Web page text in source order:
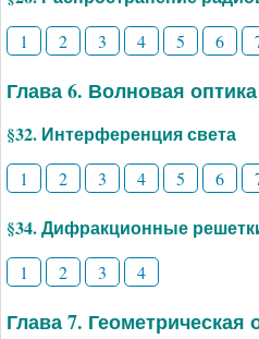
1 2 3 4 5 6
Глава 6. Волновая оптика
§32. Интерференция света
1 2 3 4 5 6
§34. Дифракционные
1 2 3 4
Глава 7. Геометрическая